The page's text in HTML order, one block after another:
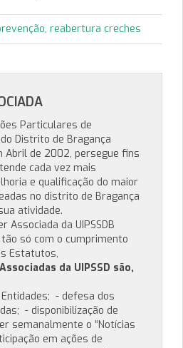
, reabertura creches
Particulares de
Distrito de Bragança
Abril de 2002, persegue fins
cada vez mais
e qualificação do maior
no distrito de Bragança
atividade.
Associada da UIPSSDB
só com o cumprimento
Estatutos,
da UIPSSD são,
- defesa dos
- disponibilização de
semanalmente o “Notícias
em ações de